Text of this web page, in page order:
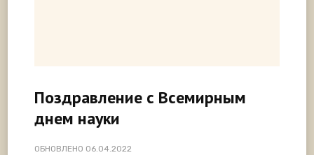
Поздравление с Всемирным
днем науки
ОБНОВЛЕНО 06.04.2022